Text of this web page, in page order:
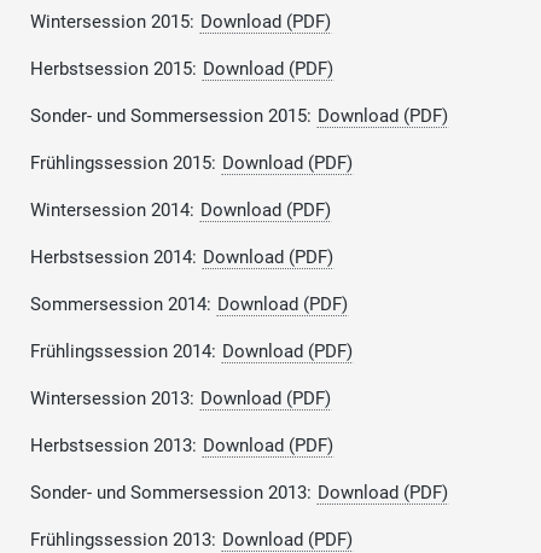
Wintersession 2015: Download (PDF)
Herbstsession 2015: Download (PDF)
Sonder- und Sommersession 2015: Download (PDF)
Frühlingssession 2015: Download (PDF)
Wintersession 2014: Download (PDF)
Herbstsession 2014: Download (PDF)
Sommersession 2014: Download (PDF)
Frühlingssession 2014: Download (PDF)
Wintersession 2013: Download (PDF)
Herbstsession 2013: Download (PDF)
Sonder- und Sommersession 2013: Download (PDF)
Frühlingssession 2013: Download (PDF)